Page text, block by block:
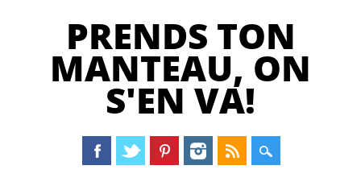
PRENDS TON
MANTEAU, ON
S'EN VA!